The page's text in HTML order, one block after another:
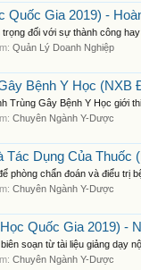
Gia 2019) -
đối với sự thành công
Quản Lý Doanh Nghiệp
Bệnh Y Học
Trùng Gây Bệnh Y Học giới
Chuyên Ngành Y-Dược
Tác Dụng Của
phòng chẩn đoán và điểu trị
Chuyên Ngành Y-Dược
Quốc Gia 2019) -
soạn từ tài liệu giảng dạy
Chuyên Ngành Y-Dược